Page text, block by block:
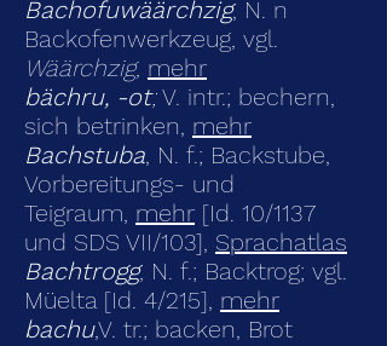
Bachofuwäärchzig, N. n
Backofenwerkzeug, vgl.
Wäärchzig, mehr
bächru, -ot;V. intr.; bechern,
sich betrinken, mehr
Bachstuba, N. f.; Backstube,
Vorbereitungs- und
Teigraum, mehr [Id. 10/1137
und SDS VII/103], Sprachatlas
Bachtrogg, N. f.; Backtrog; vgl.
Müelta [Id. 4/215], mehr
bachu,V. tr.; backen, Brot